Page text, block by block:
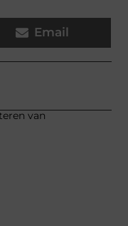
Email
van